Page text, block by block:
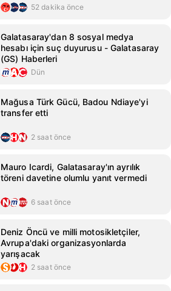
52 dakika önce
Galatasaray'dan 8 sosyal medya
hesabı için suç duyurusu - Galatasaray
(GS) Haberleri
Dün
Mağusa Türk Gücü, Badou Ndiaye'yi
transfer etti
2 saat önce
Mauro Icardi, Galatasaray'ın ayrılık
töreni davetine olumlu yanıt vermedi
6 saat önce
Deniz Öncü ve milli motosikletçiler,
Avrupa'daki organizasyonlarda
yarışacak
2 saat önce